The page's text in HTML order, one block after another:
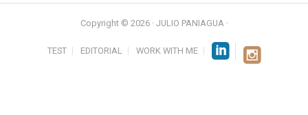
Copyright © 2026 · JULIO PANIAGUA ·
TEST EDITORIAL WORK WITH ME